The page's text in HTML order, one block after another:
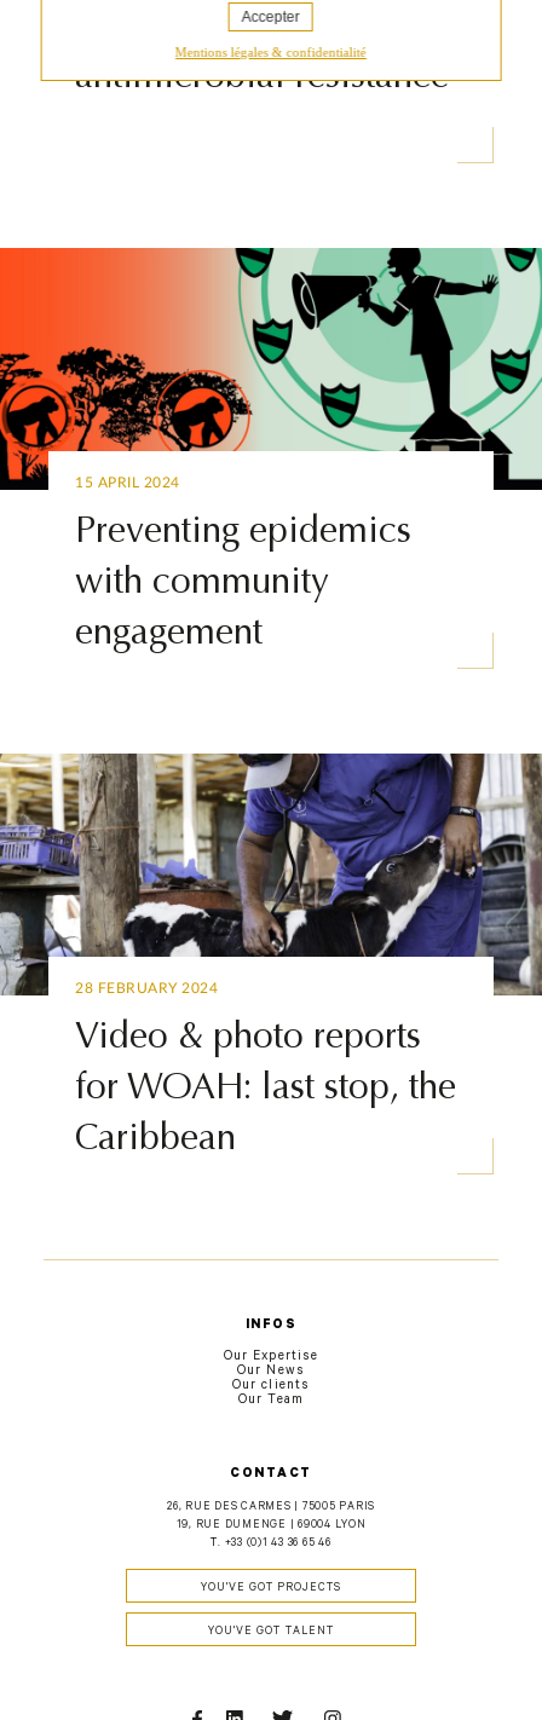
Accepter
Mentions légales & confidentialité
Awareness brochures on
antimicrobial resistance
15 APRIL 2024
Preventing epidemics
with community
engagement
28 FEBRUARY 2024
Video & photo reports
for WOAH: last stop, the
Caribbean
Facebook Linkedin Twitter
CONTACT
26, RUE DES CARMES | 75005 PARIS
19, RUE DUMENGE | 69004 LYON
T. +33 (0)1 43 36 65 46
YOU'VE GOT PROJECTS
YOU'VE GOT TALENT
INFOS
Our Expertise
Our News
Our clients
Our Team